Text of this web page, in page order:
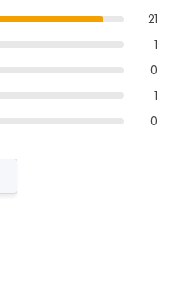
21
1
0
1
0